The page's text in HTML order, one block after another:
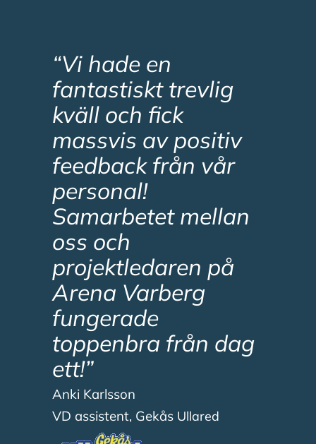
“Vi hade en
fantastiskt trevlig
kväll och fick
massvis av positiv
feedback från vår
personal!
Samarbetet mellan
oss och
projektledaren på
Arena Varberg
fungerade
toppenbra från dag
ett!”
Anki Karlsson
VD assistent, Gekås Ullared